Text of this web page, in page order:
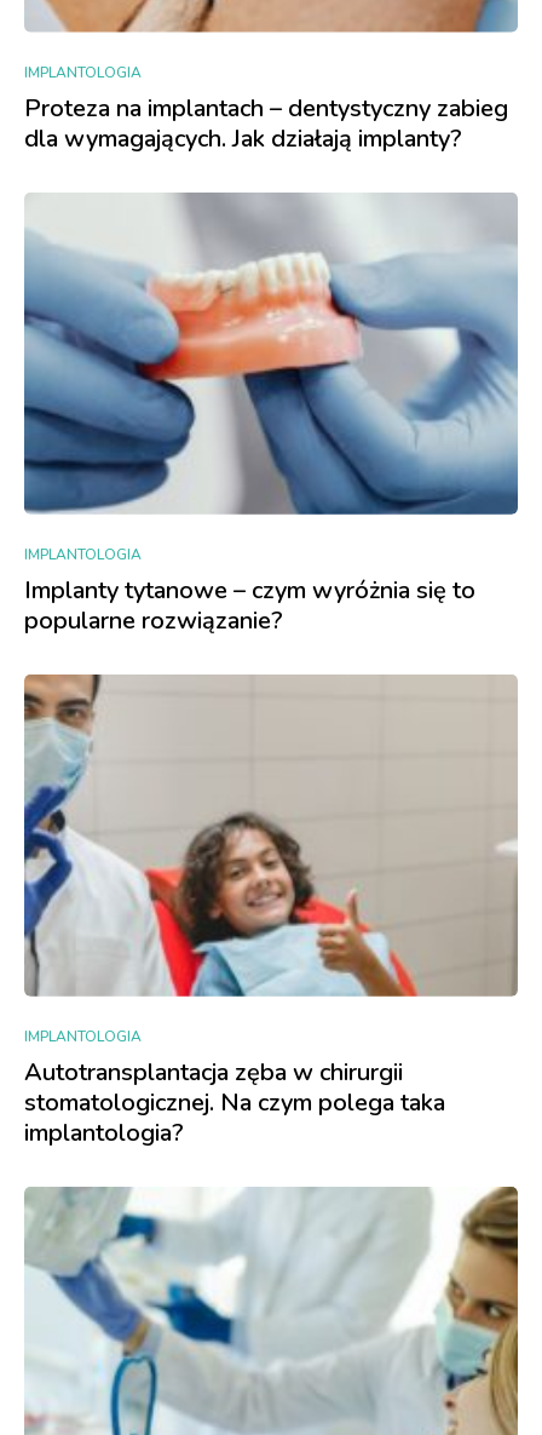
IMPLANTOLOGIA
Proteza na implantach – dentystyczny zabieg
dla wymagających. Jak działają implanty?
IMPLANTOLOGIA
Implanty tytanowe – czym wyróżnia się to
popularne rozwiązanie?
IMPLANTOLOGIA
Autotransplantacja zęba w chirurgii
stomatologicznej. Na czym polega taka
implantologia?